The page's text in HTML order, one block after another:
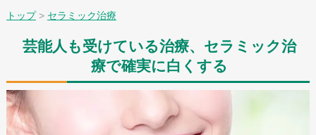
トップ > セラミック治療
芸能人も受けている治療、セラミック治
療で確実に白くする